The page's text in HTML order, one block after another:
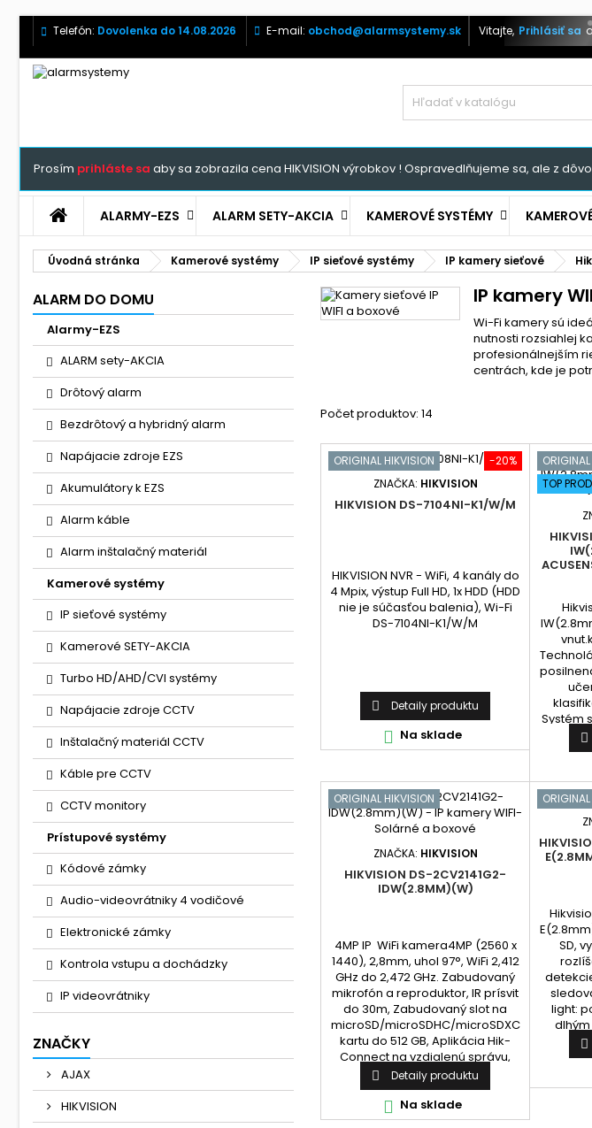
Telefón: Dovolenka do 14.08.2026 E-mail: obchod@alarmsystemy.sk Vitajte, Prihlásiť sa
Prosím prihláste sa aby sa zobrazila cena HIKVISION výrobkov ! Ospravedlňujeme sa, ale z
ALARMY-EZS ALARM SETY-AKCIA KAMEROVÉ SYSTÉMY
Úvodná stránka Kamerové systémy IP sieťové systémy IP kamery sieťové
ALARM DO DOMU
Alarmy-EZS
ALARM sety-AKCIA
Drôtový alarm
Bezdrôtový a hybridný alarm
Napájacie zdroje EZS
Akumulátory k EZS
Alarm káble
Alarm inštalačný materiál
Kamerové systémy
IP sieťové systémy
Kamerové SETY-AKCIA
Turbo HD/AHD/CVI systémy
Napájacie zdroje CCTV
Inštalačný materiál CCTV
Káble pre CCTV
CCTV monitory
Prístupové systémy
Kódové zámky
Audio-videovrátniky 4 vodičové
Elektronické zámky
Kontrola vstupu a dochádzky
IP videovrátniky
ZNAČKY
AJAX
HIKVISION
IP kamery
Wi-Fi kamery sú
nutnosti rozsiahlej
profesionálnejším
centrách, kde je
Počet produktov: 14
-20%
ORIGINAL HIKVISION
ZNAČKA: HIKVISION
HIKVISION DS-7104NI-K1/W/M
HIKVISION NVR - WiFi, 4 kanály do
4 Mpix, výstup Full HD, 1x HDD (HDD
nie je súčasťou balenia), Wi-Fi
DS-7104NI-K1/W/M
 Detaily produktu
 Na sklade
TOP
Systém

ORIGINAL HIKVISION
ZNAČKA: HIKVISION
HIKVISION DS-2CV2141G2-
IDW(2.8MM)(W)
4MP IP WiFi kamera4MP (2560 x
1440), 2,8mm, uhol 97°, WiFi 2,412
GHz do 2,472 GHz. Zabudovaný
mikrofón a reproduktor, IR prísvit
do 30m, Zabudovaný slot na
microSD/microSDHC/microSDXC
kartu do 512 GB, Aplikácia Hik-
Connect na vzdialenú správu,
nemá webové rozhranie!
 Detaily produktu
 Na sklade
SD,
light:
služba
pre
